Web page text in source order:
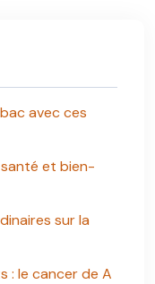
avec ces
et bien-
sur la
: le cancer de A